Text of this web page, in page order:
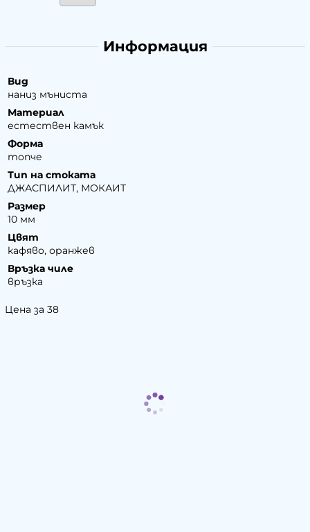
Информация
Вид
наниз мъниста
Материал
естествен камък
Форма
топче
Тип на стоката
ДЖАСПИЛИТ, МОКАИТ
Размер
10 мм
Цвят
кафяво, оранжев
Връзка чиле
връзка
Цена за 38